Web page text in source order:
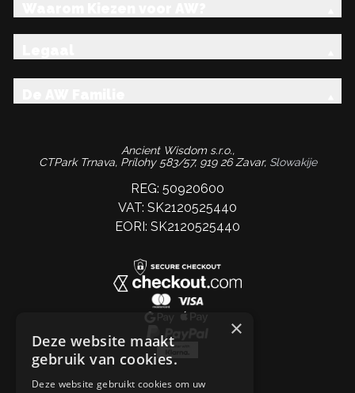
Ancient Wisdom s.r.o.,
CTPark Trnava, Prílohy 583/57, 919 26 Zavar, Slowakije
REG: 50920600
VAT: SK2120525440
EORI: SK2120525440
×
Deze website maakt
gebruik van cookies.
Deze website gebruikt cookies om uw